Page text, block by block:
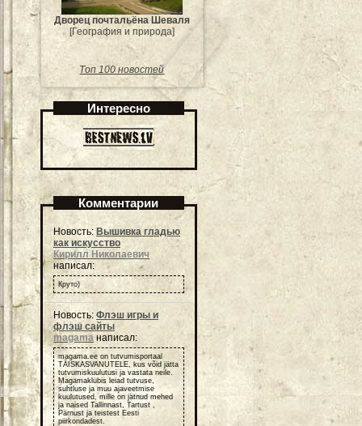
Дворец почтальёна Шеваля
[География и природа]
Топ 100 новостей
Интересно
Комментарии
Новость: Вышивка гладью
как искусство
Кирилл Николаевич
написал:
Круто)
Новость: Флэш игры и
флэш сайты
magama написал:
magama.ee on tutvumisportaal
TÄISKASVANUTELE, kus võid jätta
tutvumiskuulutusi ja vastata neile.
Magamaklubis leiad tutvuse,
suhtluse ja muu ajaveetmise
kuulutused, mille on jätnud mehed
ja naised Tallinnast, Tartust ,
Pärnust ja teistest Eesti
piirkondadest.